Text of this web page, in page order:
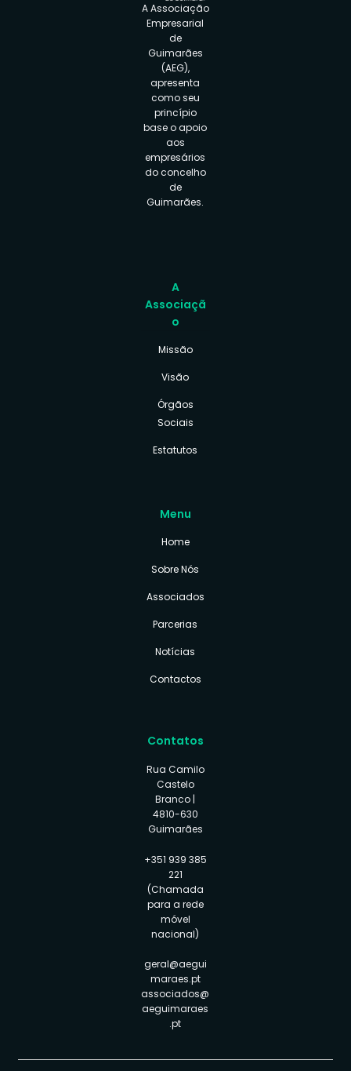
A Associação
Empresarial
de
Guimarães
(AEG),
apresenta
como seu
princípio
base o apoio
aos
empresários
do concelho
de
Guimarães.
A
Associaçã
o
Missão
Visão
Órgãos
Sociais
Estatutos
Menu
Home
Sobre Nós
Associados
Parcerias
Notícias
Contactos
Contatos
Rua Camilo
Castelo
Branco |
4810-630
Guimarães
+351 939 385
221
(Chamada
para a rede
móvel
nacional)
geral@aegui
maraes.pt
associados@
aeguimaraes
.pt